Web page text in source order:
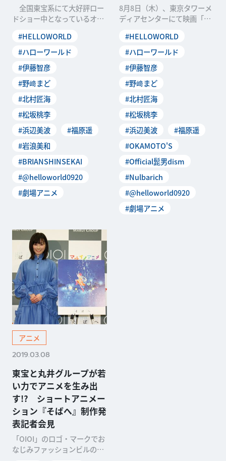
全国東宝系にて大好評ロー
ドショー中となっているオリ
『HELLO WORLD
#HELLOWORLD
#ハローワールド
#伊藤智彦
#野﨑まど
#北村匠海
#松坂桃李
#浜辺美波
#福原遥
#岩浪美和
#BRIANSHINSEKAI
#@helloworld0920
#劇場アニメ
8月8日（木）、東京タワーメ
ディアセンターにて映画「HE
ト始動イベン
#HELLOWORLD
#ハローワールド
#伊藤智彦
#野﨑まど
#北村匠海
#松坂桃李
#浜辺美波
#福原遥
#OKAMOTO'S
#Official髭男dism
#Nulbarich
#@helloworld0920
#劇場アニメ
アニメ
2019.03.08
東宝と丸井グループが若
い力でアニメを生み出
す!? ショートアニメー
ション『そばへ』制作発
表記者会見
「OIOI」のロゴ・マークでお
なじみファッションビルの丸